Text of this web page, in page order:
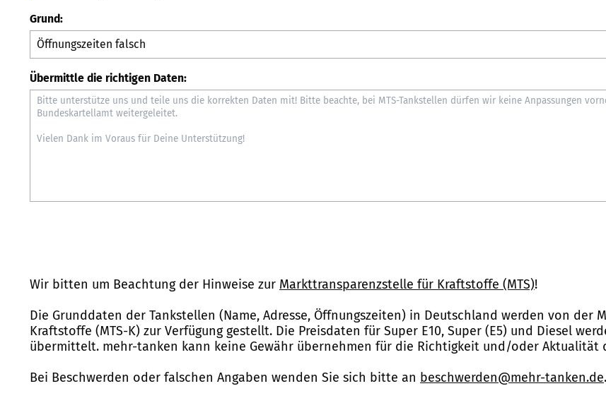
Grund:
Übermittle die richtigen Daten:
Wir bitten um Beachtung der Hinweise zur Markttransparenzstelle für Kraftstoffe (MTS)!
Die Grunddaten der Tankstellen (Name, Adresse, Öffnungszeiten) in Deutschland werden von der
Kraftstoffe (MTS-K) zur Verfügung gestellt. Die Preisdaten für Super E10, Super (E5) und Diesel
übermittelt. mehr-tanken kann keine Gewähr übernehmen für die Richtigkeit und/oder
Bei Beschwerden oder falschen Angaben wenden Sie sich bitte an beschwerden@mehr-tanken.de.